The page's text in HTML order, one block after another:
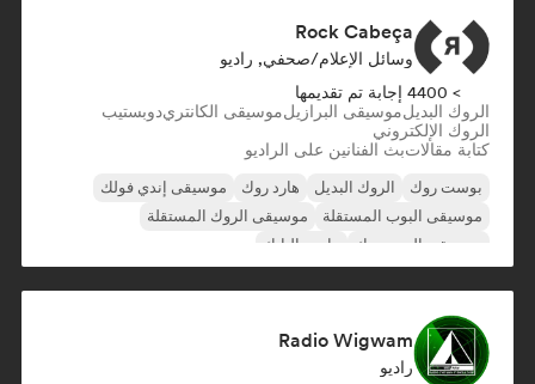
Rock Cabeça
وسائل الإعلام/صحفي, راديو
> 4400 إجابة تم تقديمها
الروك البديلموسيقى البرازيلموسيقى الكانتريدوبستيب
الروك الإلكتروني
كتابة مقالاتبث الفنانين على الراديو
بوست روك الروك البديل هارد روك
موسيقى إندي فولك
موسيقى البوب المستقلة
موسيقى الروك المستقلة
موسيقى البوب روك
ما بعد البانك
Radio Wigwam
راديو